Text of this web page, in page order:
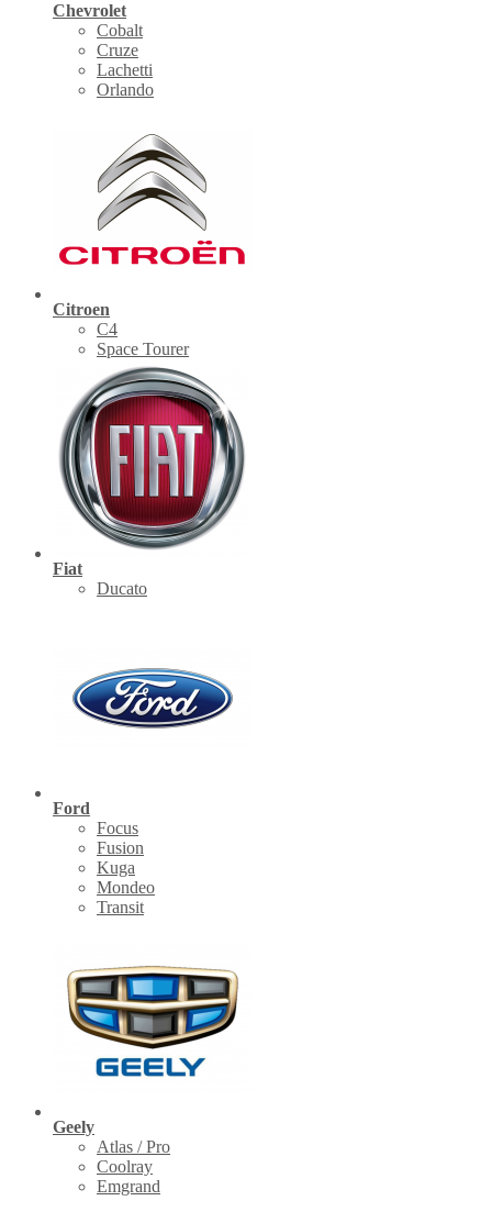
Chevrolet
Cobalt
Cruze
Lachetti
Orlando
Citroen
C4
Space Tourer
Fiat
Ducato
Ford
Focus
Fusion
Kuga
Mondeo
Transit
Geely
Atlas / Pro
Coolray
Emgrand